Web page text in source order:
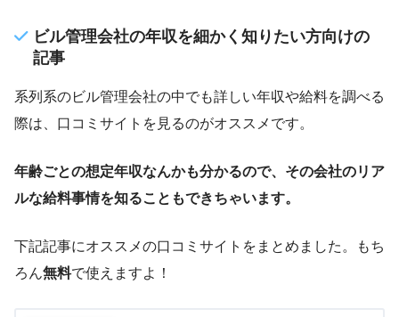
ビル管理会社の年収を細かく知りたい方向けの
記事
系列系のビル管理会社の中でも詳しい年収や給料を調べる
際は、口コミサイトを見るのがオススメです。
年齢ごとの想定年収なんかも分かるので、その会社のリア
ルな給料事情を知ることもできちゃいます。
下記記事にオススメの口コミサイトをまとめました。もち
ろん無料で使えますよ！